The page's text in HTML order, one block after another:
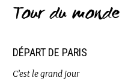
Tour du monde
DÉPART DE PARIS
C’est le grand jour